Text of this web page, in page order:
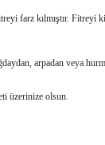
farz kılmıştır. Fitreyi
arpadan veya
üzerinize olsun.